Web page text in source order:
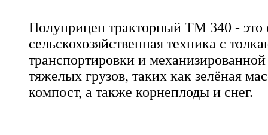
Полуприцеп тракторный TM 340 - это
сельскохозяйственная техника с
транспортировки и
тяжелых грузов, таких как зелёная
компост, а также корнеплоды и снег.